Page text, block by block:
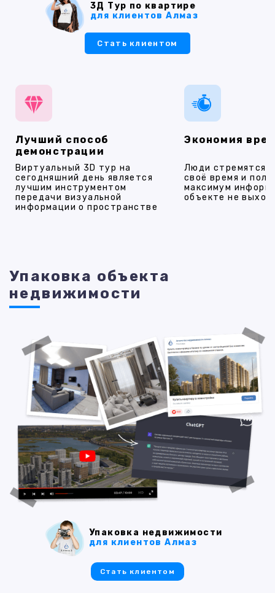
3Д Тур по квартире
для клиентов Алмаз
Стать клиентом
Лучший способ
демонстрации
Виртуальный 3D тур на
сегодняшний день является
лучшим инструментом
передачи визуальной
информации о пространстве
Экономия
Люди стремятся
своё время и
максимум
объекте не
Упаковка объекта
недвижимости
Упаковка недвижимости
для клиентов Алмаз
Стать клиентом